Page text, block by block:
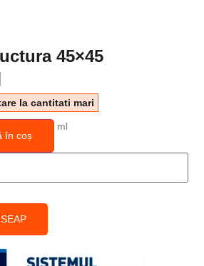
45×45
la cantitati mari
ml
în coș